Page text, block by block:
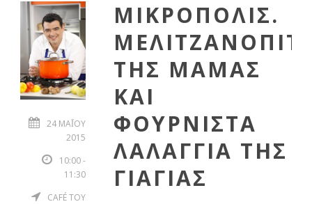
24 ΜΑΪ́ΟΥ 20
15
10:00 -
11:30
CAFÉ ΤΟΥ
ΜΙΚΡΟΠΟΛΙΣ.
ΤΗΣ ΜΑΜΑΣ
ΚΑΙ
ΦΟΥΡΝΙΣΤΑ
ΛΑΛΑΓΓΙΑ ΤΗΣ
ΓΙΑΓΙΑΣ